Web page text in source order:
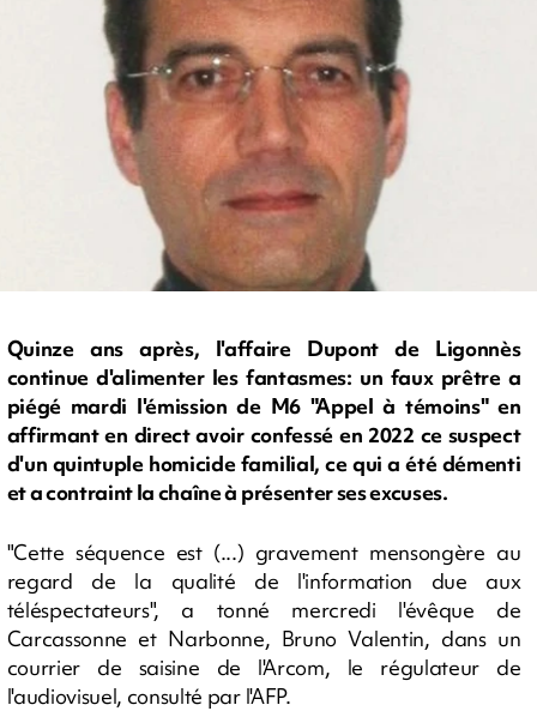
Quinze ans après, l'affaire Dupont de Ligonnès
continue d'alimenter les fantasmes: un faux prêtre a
piégé mardi l'émission de M6 "Appel à témoins" en
affirmant en direct avoir confessé en 2022 ce suspect
d'un quintuple homicide familial, ce qui a été démenti
et a contraint la chaîne à présenter ses excuses.
"Cette séquence est (...) gravement mensongère au
regard de la qualité de l'information due aux
téléspectateurs", a tonné mercredi l'évêque de
Carcassonne et Narbonne, Bruno Valentin, dans un
courrier de saisine de l'Arcom, le régulateur de
l'audiovisuel, consulté par l'AFP.